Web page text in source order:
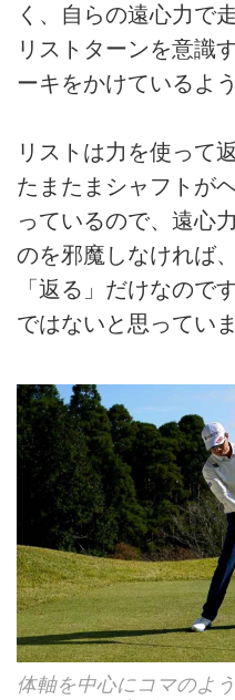
く、自らの遠心力で
リストターンを意識
ーキをかけているよ
リストは力を使って
たまたまシャフトが
っているので、遠心
のを邪魔しなければ
「返る」だけなので
ではないと思っていま
体軸を中心にコマのよ